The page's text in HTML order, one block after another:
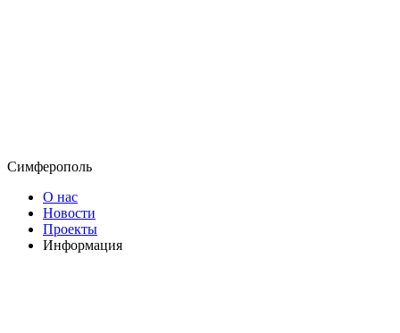
Симферополь
О нас
Новости
Проекты
Информация